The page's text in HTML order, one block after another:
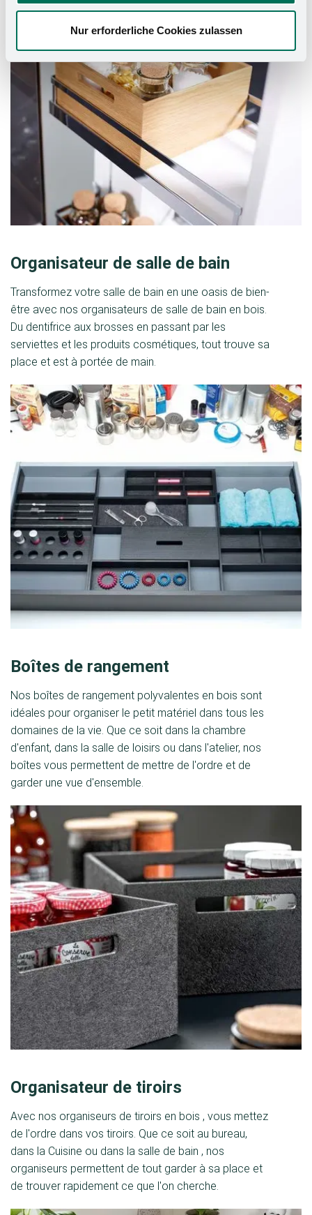
Nur erforderliche Cookies zulassen
Organisateur de salle de bain
Transformez votre salle de bain en une oasis de bien-
être avec nos organisateurs de salle de bain en bois.
Du dentifrice aux brosses en passant par les
serviettes et les produits cosmétiques, tout trouve sa
place et est à portée de main.
Boîtes de rangement
Nos boîtes de rangement polyvalentes en bois sont
idéales pour organiser le petit matériel dans tous les
domaines de la vie. Que ce soit dans la chambre
d'enfant, dans la salle de loisirs ou dans l'atelier, nos
boîtes vous permettent de mettre de l'ordre et de
garder une vue d'ensemble.
Organisateur de tiroirs
Avec nos organiseurs de tiroirs en bois , vous mettez
de l'ordre dans vos tiroirs. Que ce soit au bureau,
dans la Cuisine ou dans la salle de bain , nos
organiseurs permettent de tout garder à sa place et
de trouver rapidement ce que l'on cherche.